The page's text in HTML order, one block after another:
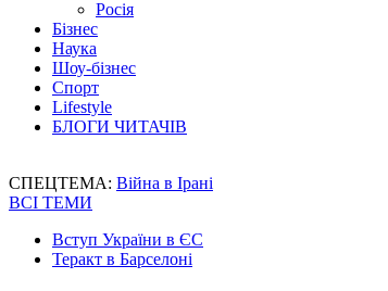
Росія
Бізнес
Наука
Шоу-бізнес
Спорт
Lifestyle
БЛОГИ ЧИТАЧІВ
СПЕЦТЕМА: Війна в Ірані
ВСІ ТЕМИ
Вступ України в ЄС
Теракт в Барселоні